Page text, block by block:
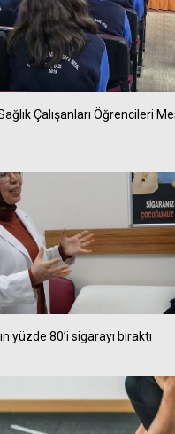
Çalışanları Öğrencileri
yüzde 80’i sigarayı bıraktı